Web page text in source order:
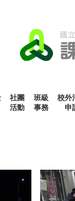
社團
活動
班級
事務
校外
申